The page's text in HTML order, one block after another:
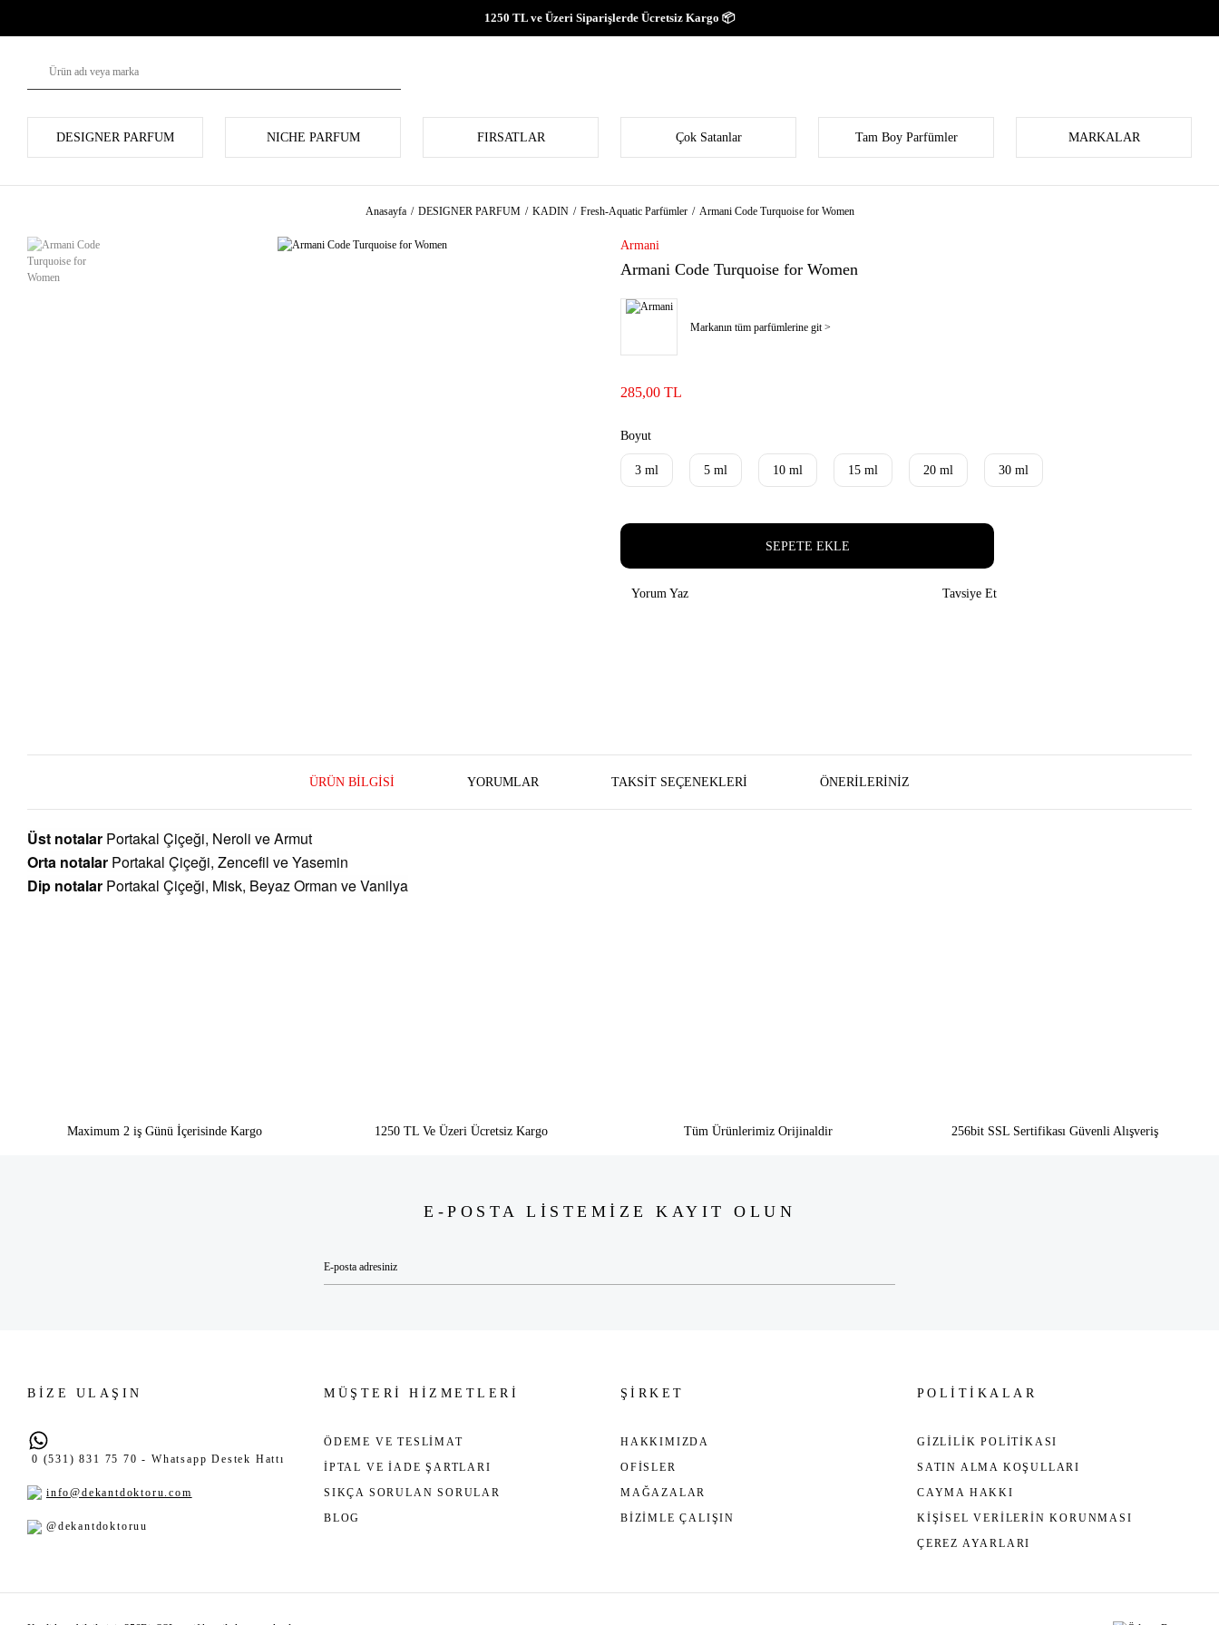
1250 TL ve Üzeri Siparişlerde Ücretsiz Kargo 📦
DESIGNER PARFUM NICHE PARFUM FIRSATLAR Çok Satanlar Tam Boy Parfümler MARKALAR
Anasayfa DESIGNER PARFUM KADIN Fresh-Aquatic Parfümler Armani Code Turquoise for Women
Armani
Armani Code Turquoise for Women
Markanın tüm parfümlerine git >
285,00 TL
Boyut
3 ml 5 ml 10 ml 15 ml 20 ml 30 ml
SEPETE EKLE
Yorum Yaz Tavsiye Et
ÜRÜN BILGISI YORUMLAR TAKSIT SEÇENEKLERI ÖNERILERINIZ
Üst notalar Portakal Çiçeği, Neroli ve Armut
Orta notalar Portakal Çiçeği, Zencefil ve Yasemin
Dip notalar Portakal Çiçeği, Misk, Beyaz Orman ve Vanilya
Maximum 2 iş Günü İçerisinde Kargo 1250 TL Ve Üzeri Ücretsiz Kargo Tüm Ürünlerimiz Orijinaldir 256bit SSL Sertifikası Güvenli Alışveriş
E-POSTA LİSTEMİZE KAYIT OLUN
BİZE ULAŞIN
0 (531) 831 75 70 - Whatsapp Destek Hattı
info@dekantdoktoru.com
@dekantdoktoruu
MÜŞTERİ HİZMETLERİ
ÖDEME VE TESLİMAT
İPTAL VE İADE ŞARTLARI
SIKÇA SORULAN SORULAR
BLOG
ŞİRKET
HAKKIMIZDA
OFİSLER
MAĞAZALAR
BİZİMLE ÇALIŞIN
POLİTİKALAR
GİZLİLİK POLİTİKASI
SATIN ALMA KOŞULLARI
CAYMA HAKKI
KİŞİSEL VERİLERİN KORUNMASI
ÇEREZ AYARLARI